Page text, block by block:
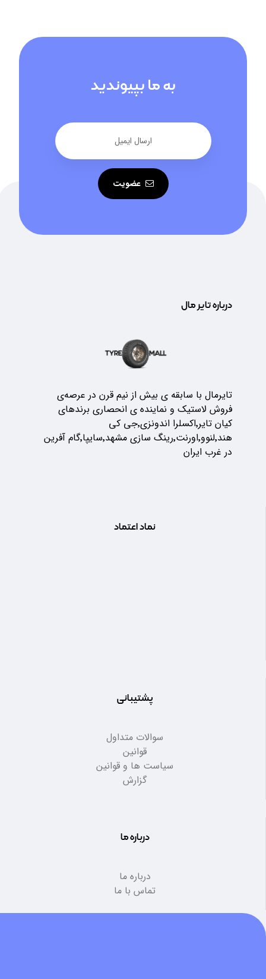
به ما بپیوندید
عضویت
درباره تایر مال
تایرمال با سابقه ی بیش از نیم قرن در عرصه‌ی
فروش لاستیک و نماینده ی انحصاری برندهای
کیان تایر٬اکسلرا اندونزی٬جی کی
هند٬لنوو٬اورنت٬رینگ سازی مشهد٬سایپا٬گام آفرین
در غرب ایران
نماد اعتماد
پشتیبانی
سوالات متداول
قوانین
سیاست ها و قوانین
گزارش
درباره ما
درباره ما
تماس با ما